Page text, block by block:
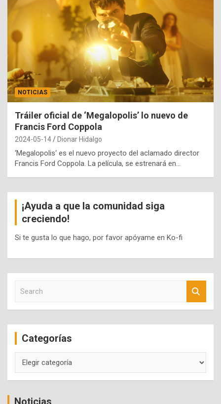
NOTICIAS
Tráiler oficial de ‘Megalopolis’ lo nuevo de
Francis Ford Coppola
2024-05-14 Dionar Hidalgo
‘Megalopolis‘ es el nuevo proyecto del aclamado director
Francis Ford Coppola. La película, se estrenará en…
¡Ayuda a que la comunidad siga
creciendo!
Si te gusta lo que hago, por favor apóyame en Ko-fi
c
Categorías
Noticias